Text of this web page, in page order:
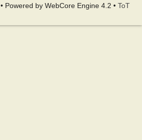
• Powered by WebCore Engine 4.2 • ToT